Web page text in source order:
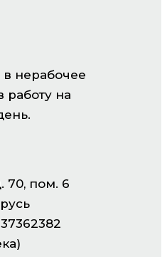
нерабочее
работу на
70, пом. 6